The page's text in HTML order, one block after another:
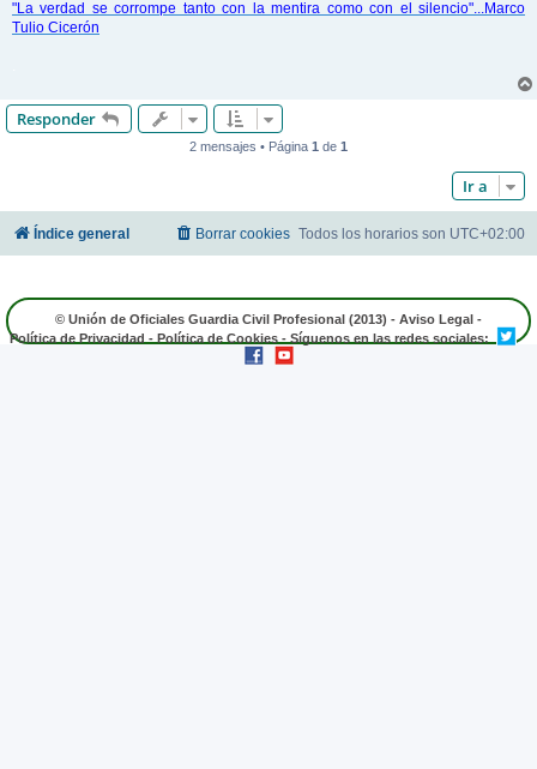
"La verdad se corrompe tanto con la mentira como con el silencio"...Marco
Tulio Cicerón
Responder
2 mensajes • Página 1 de 1
Ir a
Índice general Todos los horarios son UTC+02:00
Borrar cookies
© Unión de Oficiales Guardia Civil Profesional (2013) - Aviso Legal -
Política de Privacidad - Política de Cookies - Síguenos en las redes sociales: